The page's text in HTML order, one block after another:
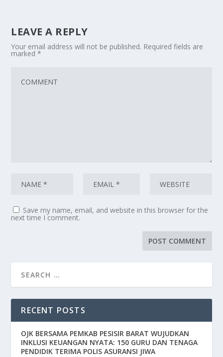
LEAVE A REPLY
Your email address will not be published. Required fields are
marked*
Save my name, email, and website in this browser for the
next time I comment.
RECENT POSTS
OJK BERSAMA PEMKAB PESISIR BARAT WUJUDKAN
INKLUSI KEUANGAN NYATA: 150 GURU DAN TENAGA
PENDIDIK TERIMA POLIS ASURANSI JIWA